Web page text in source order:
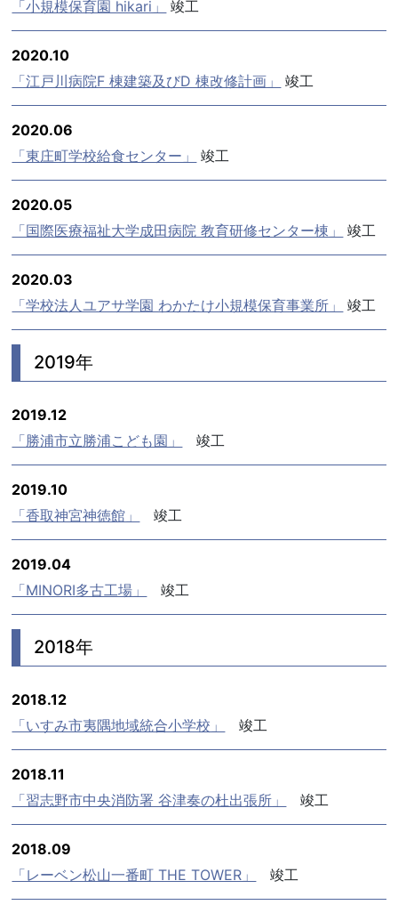
「小規模保育園 hikari」 竣工
2020.10
「江戸川病院F 棟建築及びD 棟改修計画」
竣工
2020.06
「東庄町学校給食センター」
竣工
2020.05
「国際医療福祉大学成田病院 教育研修センター棟」
竣工
2020.03
「学校法人ユアサ学園 わかたけ小規模保育事業所」
竣工
2019年
2019.12
「勝浦市立勝浦こども園」
竣工
2019.10
「香取神宮神徳館」
竣工
2019.04
「MINORI多古工場」
竣工
2018年
2018.12
「いすみ市夷隅地域統合小学校」
竣工
2018.11
「習志野市中央消防署 谷津奏の杜出張所」
竣工
2018.09
「レーベン松山一番町 THE TOWER」
竣工